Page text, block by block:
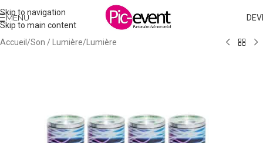
Skip to navigation
Skip to main content
MENU
Accueil /Son / Lumière/ Lumière